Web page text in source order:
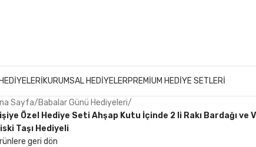
KURUMSAL HEDIYELERPREMIUM HEDIYE SETLERI
Sayfa/Babalar Günü Hediyeleri/
Özel Hediye Seti Ahşap Kutu İçinde 2 li Rakı Bardağı ve
Taşı Hediyeli
geri dön